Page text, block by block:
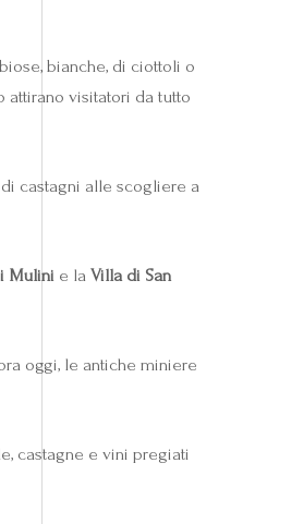
bianche, di ciottoli o
visitatori da tutto
castagni alle scogliere a
Mulini e la Villa di San
oggi, le antiche miniere
castagne e vini pregiati